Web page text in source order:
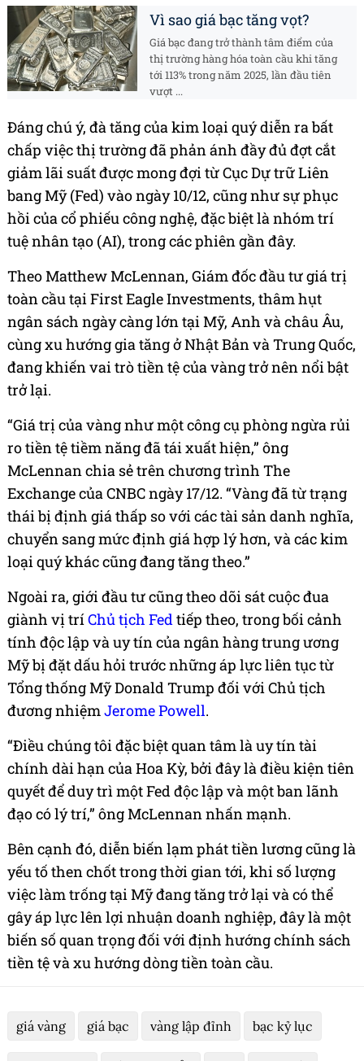
Vì sao giá bạc tăng vọt?
Giá bạc đang trở thành tâm điểm của
thị trường hàng hóa toàn cầu khi tăng
tới 113% trong năm 2025, lần đầu tiên
vượt ...
Đáng chú ý, đà tăng của kim loại quý diễn ra bất
chấp việc thị trường đã phản ánh đầy đủ đợt cắt
giảm lãi suất được mong đợi từ Cục Dự trữ Liên
bang Mỹ (Fed) vào ngày 10/12, cũng như sự phục
hồi của cổ phiếu công nghệ, đặc biệt là nhóm trí
tuệ nhân tạo (AI), trong các phiên gần đây.
Theo Matthew McLennan, Giám đốc đầu tư giá trị
toàn cầu tại First Eagle Investments, thâm hụt
ngân sách ngày càng lớn tại Mỹ, Anh và châu Âu,
cùng xu hướng gia tăng ở Nhật Bản và Trung Quốc,
đang khiến vai trò tiền tệ của vàng trở nên nổi bật
trở lại.
“Giá trị của vàng như một công cụ phòng ngừa rủi
ro tiền tệ tiềm năng đã tái xuất hiện,” ông
McLennan chia sẻ trên chương trình The
Exchange của CNBC ngày 17/12. “Vàng đã từ trạng
thái bị định giá thấp so với các tài sản danh nghĩa,
chuyển sang mức định giá hợp lý hơn, và các kim
loại quý khác cũng đang tăng theo.”
Ngoài ra, giới đầu tư cũng theo dõi sát cuộc đua
giành vị tríChủ tịch Fedtiếp theo, trong bối cảnh
tính độc lập và uy tín của ngân hàng trung ương
Mỹ bị đặt dấu hỏi trước những áp lực liên tục từ
Tổng thống Mỹ Donald Trump đối với Chủ tịch
đương nhiệmJerome Powell.
“Điều chúng tôi đặc biệt quan tâm là uy tín tài
chính dài hạn của Hoa Kỳ, bởi đây là điều kiện tiên
quyết để duy trì một Fed độc lập và một ban lãnh
đạo có lý trí,” ông McLennan nhấn mạnh.
Bên cạnh đó, diễn biến lạm phát tiền lương cũng là
yếu tố then chốt trong thời gian tới, khi số lượng
việc làm trống tại Mỹ đang tăng trở lại và có thể
gây áp lực lên lợi nhuận doanh nghiệp, đây là một
biến số quan trọng đối với định hướng chính sách
tiền tệ và xu hướng dòng tiền toàn cầu.
giá vàng giá bạc vàng lập đỉnh bạc kỷ lục